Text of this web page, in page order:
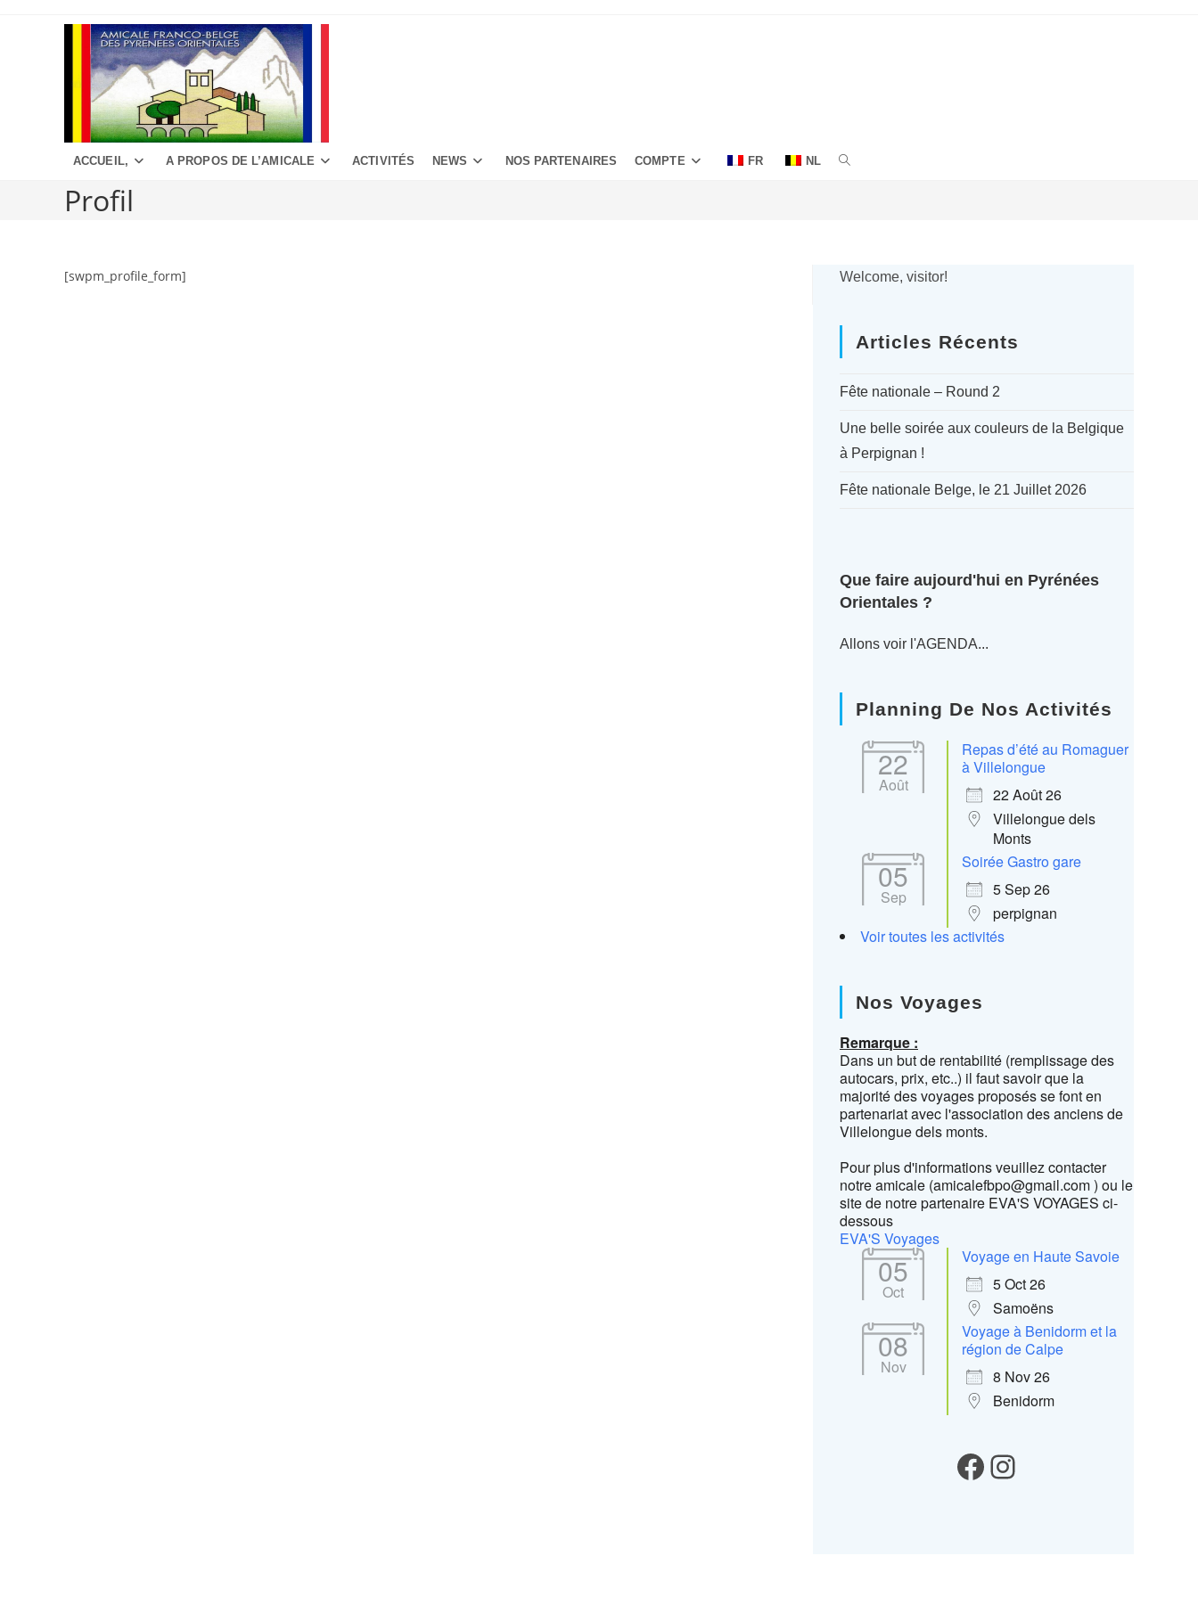
ACCUEIL, A PROPOS DE L’AMICALE ACTIVITÉS NEWS NOS PARTENAIRES COMPTE FR NL ACTIVER
SUR
SITE
WEB
Profil
[swpm_profile_form] Welcome, visitor!
Articles Récents
Fête nationale – Round 2
Une belle soirée aux couleurs de la Belgique
à Perpignan !
Fête nationale Belge, le 21 Juillet 2026
Que faire aujourd'hui en Pyrénées
Orientales ?
Allons voir l'AGENDA...
Planning De Nos Activités
22
Août
Repas d’été au Romaguer
à Villelongue
22 Août 26
Villelongue dels
Monts
05
Sep
Soirée Gastro gare
5 Sep 26
perpignan
Voir toutes les activités
Nos Voyages
Remarque :
Dans un but de rentabilité (remplissage des
autocars, prix, etc..) il faut savoir que la
majorité des voyages proposés se font en
partenariat avec l'association des anciens de
Villelongue dels monts.
Pour plus d'informations veuillez contacter
notre amicale (amicalefbpo@gmail.com ) ou le
site de notre partenaire EVA'S VOYAGES ci-
dessous
EVA'S Voyages
05
Oct
Voyage en Haute Savoie
5 Oct 26
Samoëns
08
Nov
Voyage à Benidorm et la
région de Calpe
8 Nov 26
Benidorm
Notre FacebookInstagram